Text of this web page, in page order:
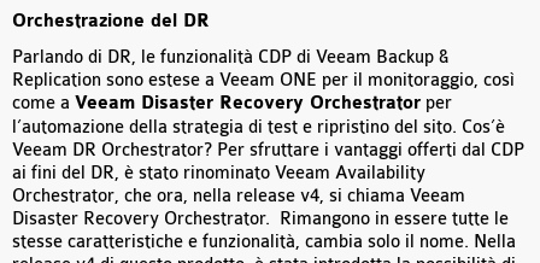
Orchestrazione del DR
Parlando di DR, le funzionalità CDP di Veeam Backup &
Replication sono estese a Veeam ONE per il monitoraggio, così
come a Veeam Disaster Recovery Orchestrator per
l’automazione della strategia di test e ripristino del sito. Cos’è
Veeam DR Orchestrator? Per sfruttare i vantaggi offerti dal CDP
ai fini del DR, è stato rinominato Veeam Availability
Orchestrator, che ora, nella release v4, si chiama Veeam
Disaster Recovery Orchestrator. Rimangono in essere tutte le
stesse caratteristiche e funzionalità, cambia solo il nome. Nella